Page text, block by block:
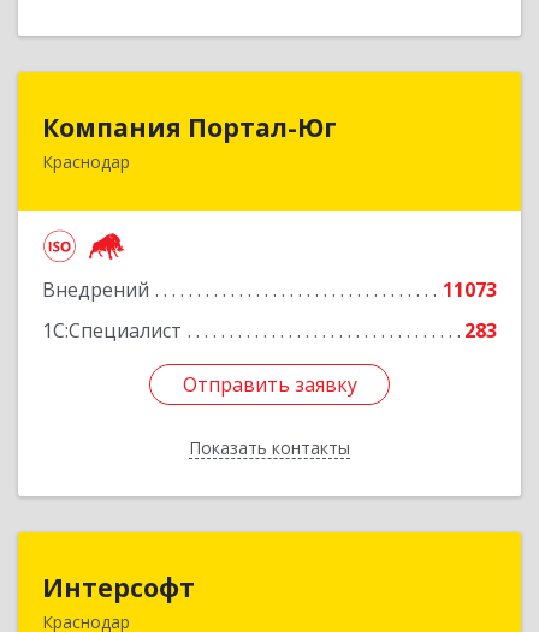
Компания Портал-Юг
Краснодар
Внедрений
11073
1С:Специалист
283
Отправить заявку
Показать контакты
350020, Краснодарский край, Краснодар г,
Отправить заявку
Назад
Интерсофт
Краснодар350020, Краснодарский край, Краснодар г,